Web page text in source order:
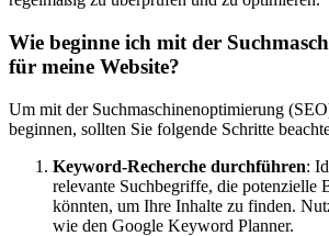
Wie beginne ich mit der
für meine Website?
Um mit der Suchmaschinenoptimierung
beginnen, sollten Sie folgende Schritte
Keyword-Recherche durchführen:
relevante Suchbegriffe, die potenzielle
könnten, um Ihre Inhalte zu finden.
wie den Google Keyword Planner.